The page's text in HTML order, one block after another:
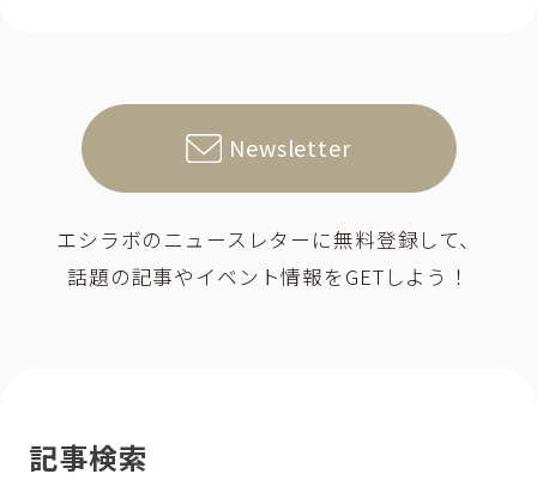
Newsletter
エシラボのニュースレターに無料登録して、
話題の記事やイベント情報をGETしよう！
記事検索